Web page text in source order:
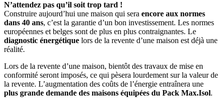
N’attendez pas qu’il soit trop tard !
Construire aujourd’hui une maison qui sera encore aux normes
dans 40 ans, c’est la garantie d’un bon investissement. Les normes
européennes et belges sont de plus en plus contraignantes. Le
diagnostic énergétique lors de la revente d’une maison est déjà une
réalité.
Lors de la revente d’une maison, bientôt des travaux de mise en
conformité seront imposés, ce qui pèsera lourdement sur la valeur de
la revente. L’augmentation des coûts de l’énergie entraînera une
plus grande demande des maisons équipées du Pack Max.Isol.